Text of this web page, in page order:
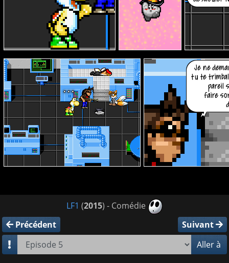
LF1 (2015) - Comédie
Précédent
Suivant
Aller à